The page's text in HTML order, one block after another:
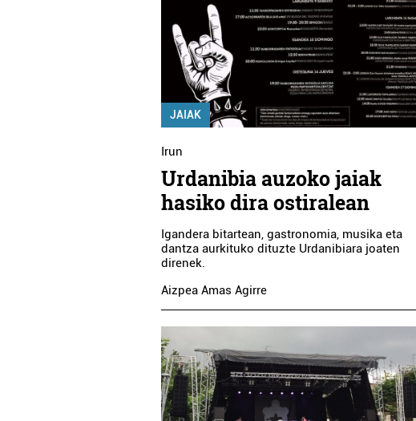
JAIAK
Irun
Urdanibia auzoko jaiak
hasiko dira ostiralean
Igandera bitartean, gastronomia, musika eta
dantza aurkituko dituzte Urdanibiara joaten
direnek.
Aizpea Amas Agirre